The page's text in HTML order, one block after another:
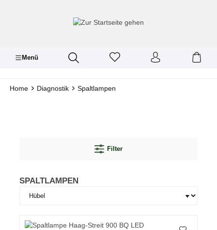
Menü
Home Diagnostik Spaltlampen
Filter
SPALTLAMPEN